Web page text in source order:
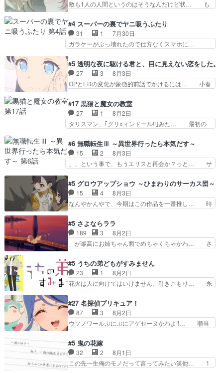
祭。エルナの活躍で上位…
催される格ゲー大会に参加すること… Japanに向
めに東京へ!/でも観光よ… 旅の支度全部やってく
れる先輩、なんだかん… 第５話をｄアニメストア
で視聴しました。視…
敵も1人の人間というのはそうなんだけど状… も
を人間に戻して欲しいでも自分達が代わ… ご視聴
ありがとうございました見るたびに切… 誰かと思
ったらちゅー先輩か。しれっと相方… 第５話感
想：コ□した相手にも家族や…､戦… つらい回
ナとミミも可愛かった2人の関係… 確かに相手に
も家族や大切な人はいるけど、… 白シャツが作業
着みたいなもんなんですかね…
#4 スーパーの裏でヤニ吸うふたり
31 1
7月30日
ガラケーがぶっ壊れたので仕方なくスマホに…
はり出オチ感が否めず、エピソードの打率… 田山
さんが佐々木さんに沼っていく…こんな… 佐々木
さん、腕フェチなんですね笑最近まじ… 佐々木が
ガラケーからスマホに変えるって、… もうドラマ
ゃわない？佐々木さんの優しさ… 先行で見た時よ
り2人のやり取りに癒しを感… ABEMA版の7〜8
話佐々木が実年齢以上…
#5 透明な夜に駆ける君と、目に見えない恋をした。
27 3
8月3日
OPとEDの変化が象徴的前話でかけるには… 小春
か、こんな風に見えてるのかぁ。かける… 完全な
両片思いになりましたねぇ…OPとE… 余計な物
は描かず白く靄がかった小春ちゃん… 光も感じな
い完全な盲目なんやね…おめかし… 母役に能登さ
も描かれていて良かった本当… 股に海豚を挟み水
上バスでの会話を反芻…恋… OPEDとも無人バー
ジョンから主人公２人…
#17 黒猫と魔女の教室
27 1
8月2日
タリスマン、｢グリ○ィンドール!!｣みた… 最初の
ホントスピカが大好きだよね。ツン… 一等級ポテ
ンシャルのアリアちゃん可愛くて… そういや、ア
リアは能力は最上級のくせに、… とうとうアリア
と直接競う場がきたこれまで… 毎度ながらのスピ
マン趣味ダダ漏れで好き… 期末試験が始まろうと
しておりスピカは対策… 能力鑑定胸像タリスマン
氏容姿も評価してし…
#6 無職転生Ⅲ ～異世界行ったら本気だす～
15 2
8月3日
」、という事で、もうエリスと再会か？っと… サ
関係の清算が粛々と進められているサラ… サラと
の関係に対して完全に「昔の女」とし… ルーシー
にデレるルディが完全に親バカで微… サラとは会
ってほしいちゃんとした別れ方し… サラは未練0
キャラモヤモヤする別れ方だ… 役で出演させてい
ただきました！よろしくお… 毎クールメインヒロ
インを好きになっちゃう…
#5 グロウアップショウ ～ひまわりのサーカス団～
15 4
8月3日
なんやかんやで、今期はこの作品を一番推し… 時
愛すぎるな楠木ともりちゃんのね… デフォルメさ
れた表情が特に多かったのが印… 葵＆茜の回も良
きでした。あの証拠写真、ひ… 互いが互いのこと
を想っているのにすれ違っ… 第５話をｄアニメス
んと練習したい〟と言… 本当この作品は「キャ
ラ」を活かすのがうま… みずかちゃんの介入で双
子の仲にヒビが………
#5 さよならララ
189 3
8月2日
」が最高にお姉ちゃん面でめちゃくちゃかわ… さ
を振り切ってみんなに謝ったララの思い… 仕事に
馴染めない辺り観ていて苦しいところ… ララちゃ
んの事情はもう少し皆に話して良い… ララと茉里
とで初のアルバイト。七転八倒し… 労働するプリ
てケーキ食べて、帰りにカメ… ララが働く事での
てんやわんや。働いて大変… 地道に働き人と関わ
る日々の中に愛を見いだ…
#5 うちの弟どもがすみません
23 1
8月2日
花火は人に向けてはいけません。引きこもり… 糸
お名前を見たんだけどあの中村大樹さん… 糸ちゃ
んカッケー、色んな意味でwゲームが… 姉から性
的興奮覚えてないよね？なんて言わ… テーマ：引
きこもりの理由感想は、久しぶり… 元ゲーマーな
んの距離感おかしいね(*´… 糸と源ははよ好きお
うとると言わんかい！引… ショウくんと対等に話
すためにゲームをする…
#27 名探偵プリキュア！
87 3
8月2日
ウソノワールぷにぷにアゲセーヌかわよ!!… 順当
取り戻し正式に探偵事務所で働き始め… ポワロ、
元ネタを解説して原作に誘導するの… くれあさん
の探偵としての初事件にしてちょ… ・急にクイズ
番組が始まったw・妖精ウソノ… るるかの助手だ
#5 鬼の花嫁
32 2
8月1日
この先一生俺のモノだって言ってみたい笑他… 1